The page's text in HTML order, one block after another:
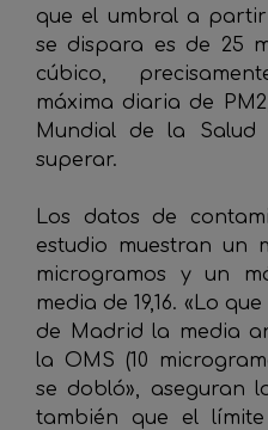
que el umbral a
se dispara es de 25
cúbico,
máxima diaria de
Mundial de la Salud
superar.
Los datos de
estudio muestran un
microgramos y un
media de 19,16. «Lo
de Madrid la media
la OMS (10
se dobló», aseguran
también que el